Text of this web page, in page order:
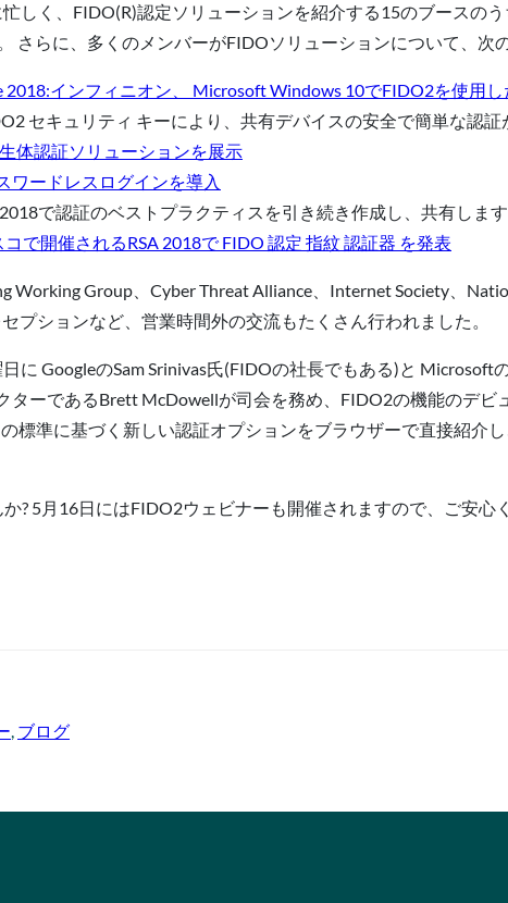
しく、FIDO(R)認定ソリューションを紹介する15のブースの
さらに、多くのメンバーがFIDOソリューションについて、次
2018:インフィニオン、 Microsoft Windows 10でFIDO2を使用
セキュリティ キーにより、共有デバイスの安全で簡単な認証
体認証ソリューションを展示
ワードレスログインを導入
で認証のベストプラクティスを引き続き作成し、共有します
で開催されるRSA 2018で FIDO 認定 指紋 認証器 を発表
Working Group、Cyber Threat Alliance、Internet Society、
プションなど、営業時間外の交流もたくさん行われました。
に GoogleのSam Srinivas氏(FIDOの社長でもある)と
ターであるBrett McDowellが司会を務め、FIDO2の機能のデ
標準に基づく新しい認証オプションをブラウザーで直接紹介
? 5月16日にはFIDO2ウェビナーも開催されますので、ご安心
, ブログ